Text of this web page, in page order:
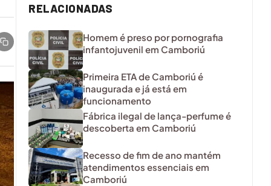
RELACIONADAS
Homem é preso por pornografia
infantojuvenil em Camboriú
Primeira ETA de Camboriú é
inaugurada e já está em
funcionamento
Fábrica ilegal de lança-perfume é
descoberta em Camboriú
Recesso de fim de ano mantém
atendimentos essenciais em
Camboriú